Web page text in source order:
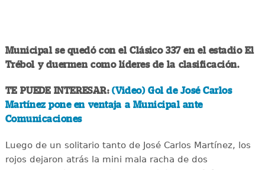
Municipal se quedó con el Clásico 337 en el estadio El
Trébol y duermen como líderes de la clasificación.
TE PUEDE INTERESAR:(Video) Gol de José Carlos
Martínez pone en ventaja a Municipal ante
Comunicaciones
Luego de un solitario tanto de José Carlos Martínez, los
rojos dejaron atrás la mini mala racha de dos